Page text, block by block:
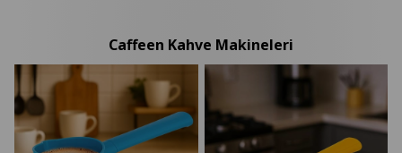
Caffeen Kahve Makineleri